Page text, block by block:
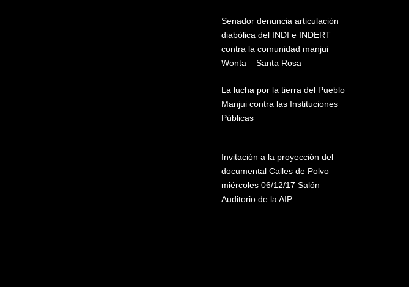
Senador denuncia articulación
diabólica del INDI e INDERT
contra la comunidad manjui
Wonta – Santa Rosa
La lucha por la tierra del Pueblo
Manjui contra las Instituciones
Públicas
Invitación a la proyección del
documental Calles de Polvo –
miércoles 06/12/17 Salón
Auditorio de la AIP